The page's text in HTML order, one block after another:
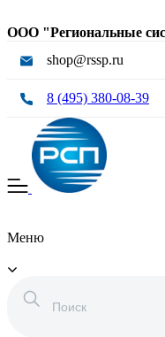
ООО "Региональные
shop@rssp.ru
8 (495) 380-08-39
Меню